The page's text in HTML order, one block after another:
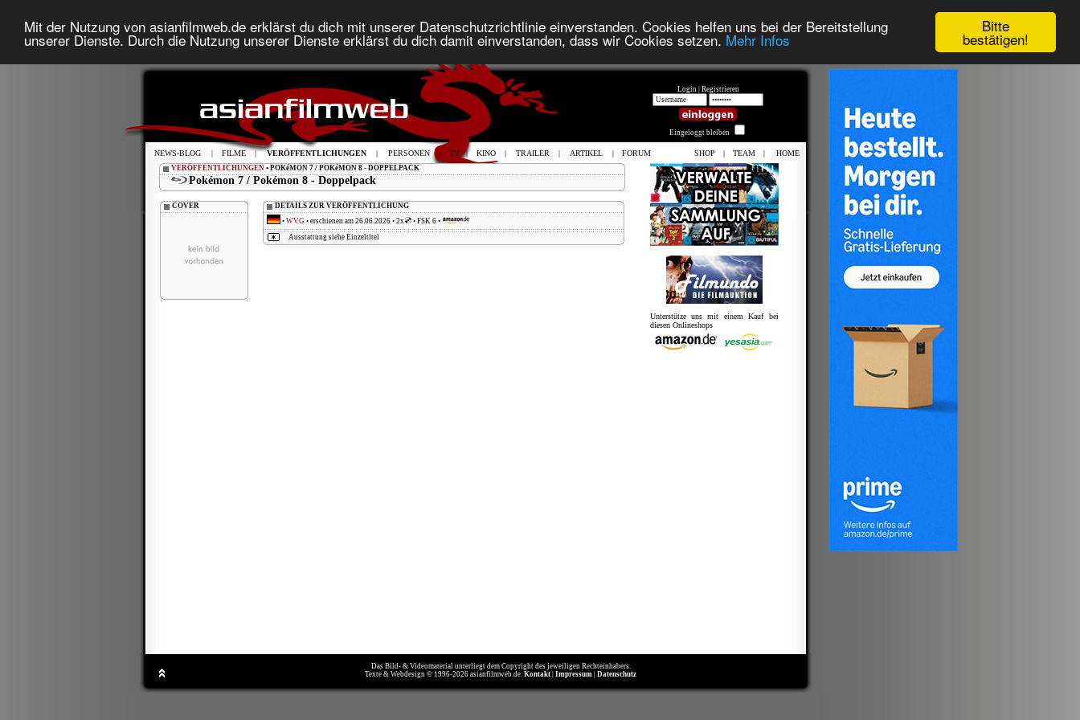
Bitte
bestätigen!
Mit der Nutzung von asianfilmweb.de erklärst du dich mit unserer Datenschutzrichtlinie einverstanden. Cookies helfen uns bei der Bereitstellung
unserer Dienste. Durch die Nutzung unserer Dienste erklärst du dich damit einverstanden, dass wir Cookies setzen. Mehr Infos
NEWS-BLOG | FILME | VERÖFFENTLICHUNGEN | PERSONEN | TV | KINO | TRAILER | ARTIKEL | FORUM SHOP | TEAM | HOME
Login | Registrieren
Eingeloggt bleiben
VERÖFFENTLICHUNGEN • POKéMON 7 / POKéMON 8 - DOPPELPACK
Pokémon 7 / Pokémon 8 - Doppelpack
COVER
DETAILS ZUR VERÖFFENTLICHUNG
• WVG • erschienen am 26.06.2026 • 2x • FSK 6 •
Ausstattung siehe Einzeltitel
Unterstütze uns mit einem Kauf bei
diesen Onlineshops
Das Bild- & Videomaterial unterliegt dem Copyright des jeweiligen Rechteinhabers.
Texte & Webdesign © 1996-2026 asianfilmweb.de. Kontakt Impressum Datenschutz